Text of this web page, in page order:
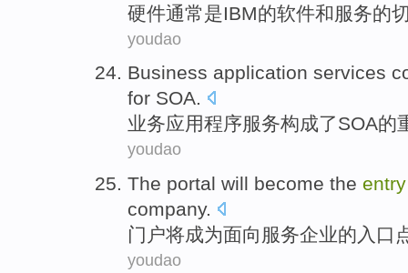
硬件通常是IBM的软件和服务的
youdao
Business application services
for SOA.
业务应用程序服务构成了SOA的
youdao
The portal will become the entry
company.
门户将成为面向 服务企业的 入口
youdao